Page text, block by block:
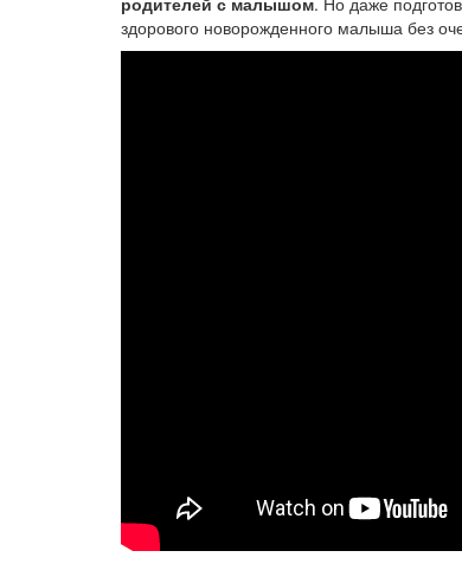
здорового новорожденного малыша без